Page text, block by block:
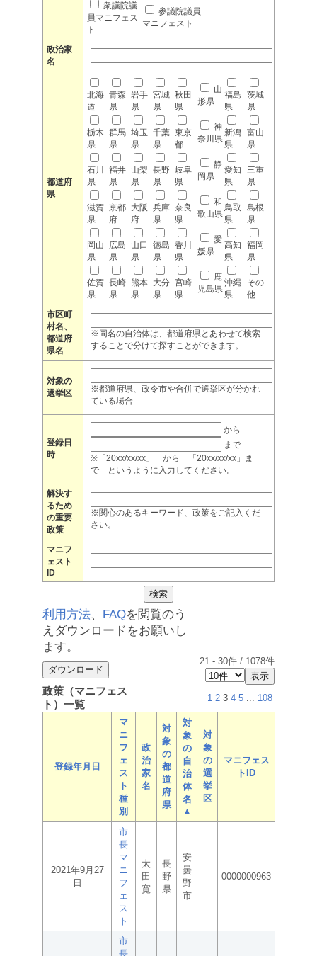
衆議院議
員マニフェス
ト
参議院議員
マニフェスト
政治家
名
都道府
県
北海
道
青森
県
岩手
県
宮城
県
秋田
県
山
形県
福島
県
茨城
県
栃木
県
群馬
県
埼玉
県
千葉
県
東京
都
神
奈川県
新潟
県
富山
県
石川
県
福井
県
山梨
県
長野
県
岐阜
県
静
岡県
愛知
県
三重
県
滋賀
県
京都
府
大阪
府
兵庫
県
奈良
県
和
歌山県
鳥取
県
島根
県
岡山
県
広島
県
山口
県
徳島
県
香川
県
愛
媛県
高知
県
福岡
県
佐賀
県
長崎
県
熊本
県
大分
県
宮崎
県
鹿
児島県
沖縄
県
その
他
市区町
村名、
都道府
県名
※同名の自治体は、都道府県とあわせて検索
することで分けて探すことができます。
対象の
選挙区
※都道府県、政令市や合併で選挙区が分かれ
ている場合
登録日
時
から
まで
※「20xx/xx/xx」 から 「20xx/xx/xx」ま
で というように入力してください。
解決す
るため
の重要
政策
※関心のあるキーワード、政策をご記入くだ
さい。
マニフ
ェスト
ID
利用方法、 FAQを閲覧のう
えダウンロードをお願いし
ます。
21 - 30件 / 1078件
政策（マニフェス
ト）一覧
1 2 3 4 5 ... 108
登録年月日
マ
ニ
フ
ェ
ス
ト
種
別
政
治
家
名
対
象
の
都
道
府
県
対
象
の
自
治
体
名
▲
対
象
の
選
挙
区
マニフェス
トID
2021年9月27
日
市
長
マ
ニ
フ
ェ
ス
ト
太
田
寛
長
野
県
安
曇
野
市
0000000963
市
長